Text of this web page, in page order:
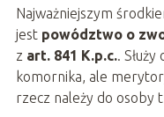
Najważniejszym
jest powództwo o
z art. 841 K.p.c..
komornika, ale
rzecz należy do osoby